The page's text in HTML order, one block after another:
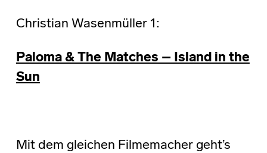
Christian Wasenmüller 1:
Paloma & The Matches – Island in the
Sun
Mit dem gleichen Filmemacher geht’s